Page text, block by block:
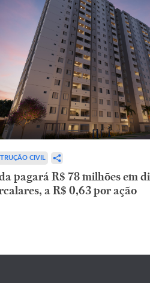
CIVIL
pagará R$ 78 milhões em
a R$ 0,63 por ação